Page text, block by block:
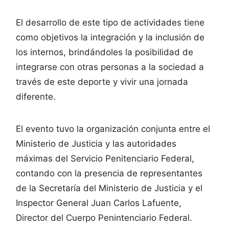
El desarrollo de este tipo de actividades tiene
como objetivos la integración y la inclusión de
los internos, brindándoles la posibilidad de
integrarse con otras personas a la sociedad a
través de este deporte y vivir una jornada
diferente.
El evento tuvo la organización conjunta entre el
Ministerio de Justicia y las autoridades
máximas del Servicio Penitenciario Federal,
contando con la presencia de representantes
de la Secretaría del Ministerio de Justicia y el
Inspector General Juan Carlos Lafuente,
Director del Cuerpo Penintenciario Federal.